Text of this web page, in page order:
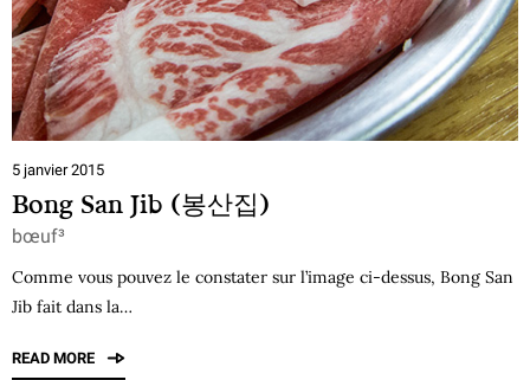
5 janvier 2015
Bong San Jib (봉산집)
bœuf³
Comme vous pouvez le constater sur l’image ci-dessus, Bong San
Jib fait dans la…
READ MORE